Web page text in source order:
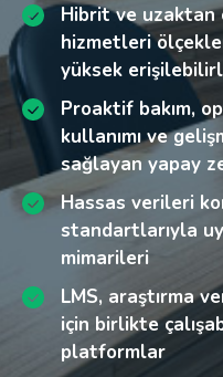
Ölçeklenebilirlik
sınırlayan
Güvenli ve
öğrenme
Öğrenci,
verilerini hedef
Yüksek
maliyetleri kontrol
Analitik ve öğrenci
engelleyen veri
Hibrit ve uzaktan
hizmetleri
yüksek
Proaktif bakım,
kullanımı ve
sağlayan yapay
Hassas verileri
standartlarıyla
mimarileri
LMS, araştırma
için birlikte
platformlar
Hibrit, uzaktan ve
destekleyen
Küresel eğitim
geliştirilmiş
Operasyonel
artıran
sistemler
Daha verimli
kullanıcı
destekli içgörüler
İnovasyonu ve iş
geleceğe hazır